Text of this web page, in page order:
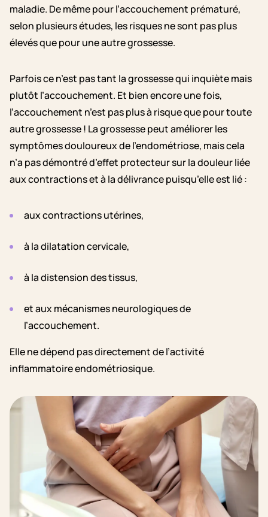
maladie. De même pour l’accouchement prématuré,
selon plusieurs études, les risques ne sont pas plus
élevés que pour une autre grossesse.
Parfois ce n’est pas tant la grossesse qui inquiète mais
plutôt l’accouchement. Et bien encore une fois,
l’accouchement n’est pas plus à risque que pour toute
autre grossesse ! La grossesse peut améliorer les
symptômes douloureux de l’endométriose, mais cela
n’a pas démontré d’effet protecteur sur la douleur liée
aux contractions et à la délivrance puisqu’elle est lié :
aux contractions utérines,
à la dilatation cervicale,
à la distension des tissus,
et aux mécanismes neurologiques de
l’accouchement.
Elle ne dépend pas directement de l’activité
inflammatoire endométriosique.